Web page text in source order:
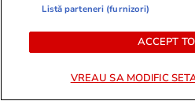
Listă parteneri (furnizori)
ACCEPT
VREAU SA MODIFIC